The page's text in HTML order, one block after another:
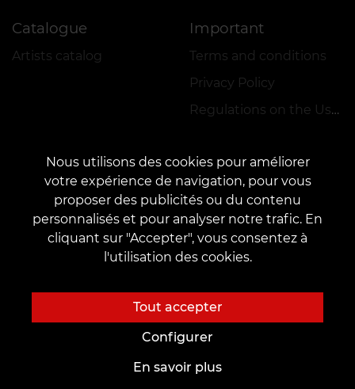
Catalogue
Artists catalog
Important
Terms and conditions
Privacy Policy
Regulations on the Use of Promotions
CONTACTS
Connectez-vous avec nous:veantattooinc@gmail.com
Coopération:marketing.veantattoo@gmail.com
Réclamations et suggestions:complaints@vean-tattoo.com
Le site est développé et maintenu par VEAN
Nous utilisons des cookies pour améliorer
votre expérience de navigation, pour vous
proposer des publicités ou du contenu
personnalisés et pour analyser notre trafic. En
cliquant sur "Accepter", vous consentez à
l'utilisation des cookies.
Tout accepter
Configurer
En savoir plus